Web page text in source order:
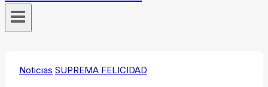
Noticias SUPREMA FELICIDAD